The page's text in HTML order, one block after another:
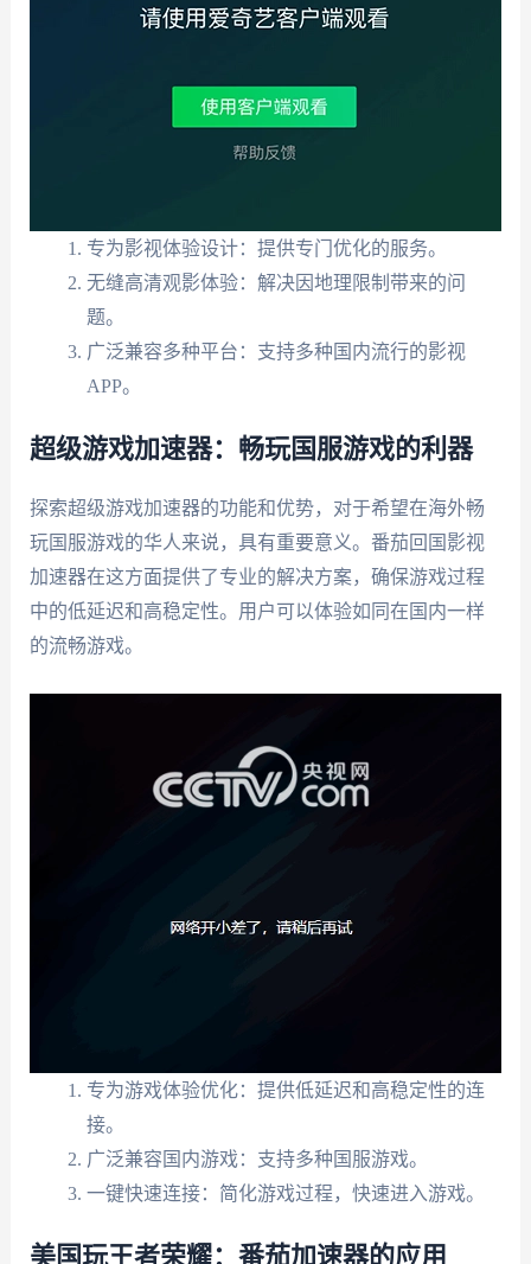
专为影视体验设计：提供专门优化的服务。
无缝高清观影体验：解决因地理限制带来的问
题。
广泛兼容多种平台：支持多种国内流行的影视
APP。
超级游戏加速器：畅玩国服游戏的利器
探索超级游戏加速器的功能和优势，对于希望在海外畅
玩国服游戏的华人来说，具有重要意义。番茄回国影视
加速器在这方面提供了专业的解决方案，确保游戏过程
中的低延迟和高稳定性。用户可以体验如同在国内一样
的流畅游戏。
专为游戏体验优化：提供低延迟和高稳定性的连
接。
广泛兼容国内游戏：支持多种国服游戏。
一键快速连接：简化游戏过程，快速进入游戏。
美国玩王者荣耀：番茄加速器的应用